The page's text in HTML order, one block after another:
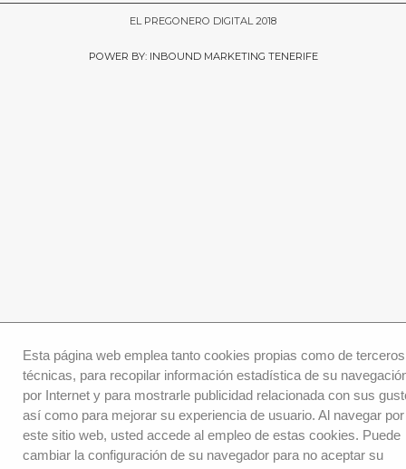
EL PREGONERO DIGITAL 2018
POWER BY: INBOUND MARKETING TENERIFE
Esta página web emplea tanto cookies propias como de terceros
técnicas, para recopilar información estadística de su
por Internet y para mostrarle publicidad relacionada con sus
así como para mejorar su experiencia de usuario. Al navegar por
este sitio web, usted accede al empleo de estas cookies. Puede
cambiar la configuración de su navegador para no aceptar su